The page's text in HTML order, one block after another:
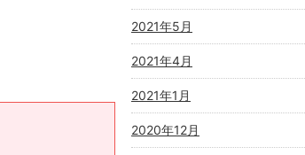
2021年5月
2021年4月
2021年1月
2020年12月